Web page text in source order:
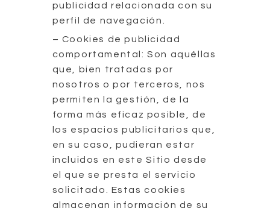
publicidad relacionada con su
perfil de navegación.
– Cookies de publicidad
comportamental: Son aquéllas
que, bien tratadas por
nosotros o por terceros, nos
permiten la gestión, de la
forma más eficaz posible, de
los espacios publicitarios que,
en su caso, pudieran estar
incluidos en este Sitio desde
el que se presta el servicio
solicitado. Estas cookies
almacenan información de su